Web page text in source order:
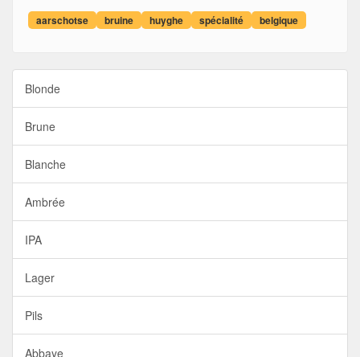
aarschotse bruine huyghe spécialité belgique
Blonde
Brune
Blanche
Ambrée
IPA
Lager
Pils
Abbaye